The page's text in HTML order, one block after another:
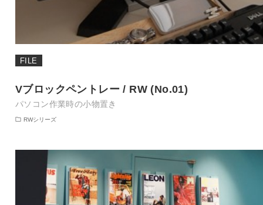
FILE
Vブロックペントレー / RW (No.01)
パソコン作業時の小物置き
RWシリーズ